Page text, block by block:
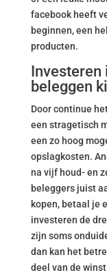
facebook heeft
beginnen, een
producten.
Investeren
beleggen
Door continue
een stragetisch
een zo hoog
opslagkosten.
na vijf houd- en
beleggers juist
kopen, betaal je
investeren de
zijn soms
dan kan het
deel van de